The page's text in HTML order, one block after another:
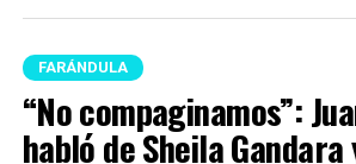
Buen Pastor, ahora nuevamente será
centro carcelario.
Es preciso señalar que esta decisión
nuevosmovimientos que está
respecto a todo el sistema
FARÁNDULA
“No compaginamos”:
habló de Sheila